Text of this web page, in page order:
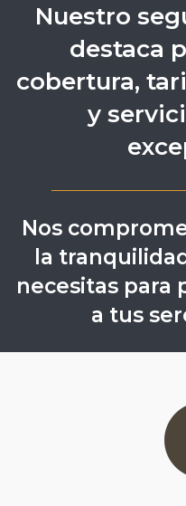
Nuestro
destaca
cobertura,
y
Nos
la
necesitas para
a tus